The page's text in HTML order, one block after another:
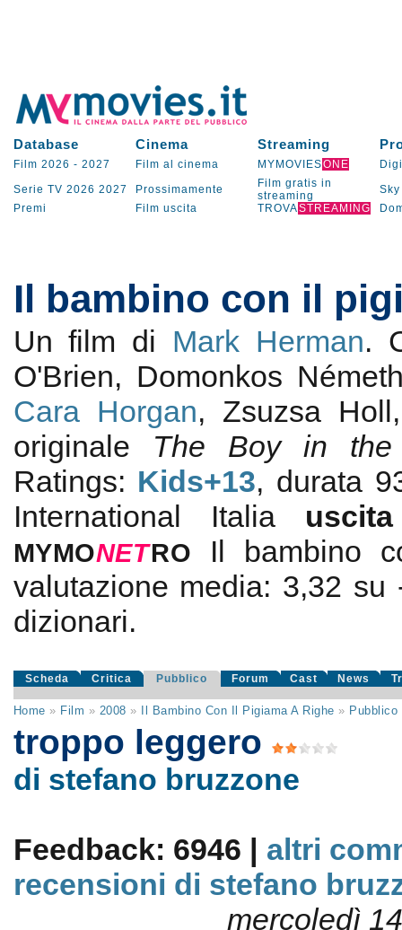
Database Cinema Streaming
Film 2026 - 2027 Film al cinema MYMOVIESONE
Serie TV 2026 2027 Prossimamente
Film gratis in
streaming
Sky
Premi
Film uscita TROVASTREAMING
Il bambino con il
Un film di Mark Herman.
O'Brien, Domonkos
Cara Horgan, Zsuzsa
originale The Boy in the
Ratings: Kids+13, durata
International Italia
MYMONETRO
Il bambino
valutazione media: 3,32 su
dizionari.
Scheda Critica Pubblico Forum Cast News
Home » Film » 2008 » Il Bambino Con Il Pigiama A Righe » Pubblico
troppo leggero
di stefano bruzzone
Feedback: 6946 | altri
recensioni di stefano
mercoledì